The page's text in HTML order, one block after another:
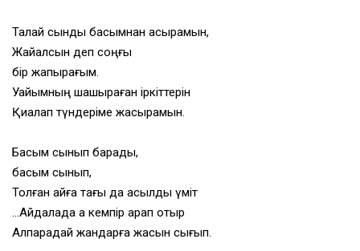
Талай сынды басымнан асырамын,
Жайқалсын деп соңғы
бір жапырағым.
Уайымның шашыраған іркіттерін
Қиқалап түндеріме жасырамын.
Басым сынып барады,
басым сынып,
Толған айға тағы да асылды үміт
…Айдалада ақ кемпір қарап отыр
Алпарадай жандарға жасын сығып.